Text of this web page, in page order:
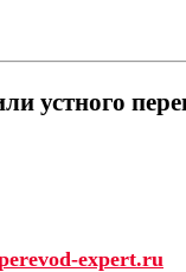
устного
expert.ru